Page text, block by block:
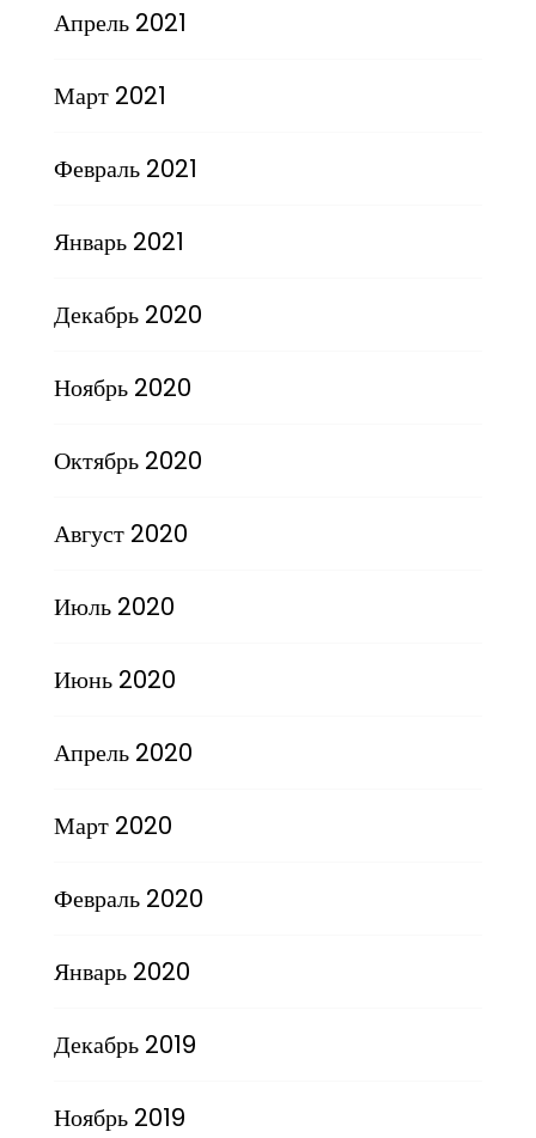
Апрель 2021
Март 2021
Февраль 2021
Январь 2021
Декабрь 2020
Ноябрь 2020
Октябрь 2020
Август 2020
Июль 2020
Июнь 2020
Апрель 2020
Март 2020
Февраль 2020
Январь 2020
Декабрь 2019
Ноябрь 2019